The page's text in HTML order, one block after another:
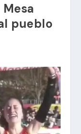
pueblo